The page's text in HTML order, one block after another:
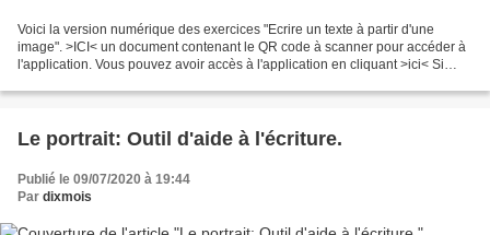
Voici la version numérique des exercices "Ecrire un texte à partir d'une
image". >ICI< un document contenant le QR code à scanner pour accéder à
l'application. Vous pouvez avoir accès à l'application en cliquant >ici< Si
Le portrait: Outil d'aide à l'écriture.
Publié le 09/07/2020 à 19:44
Par dixmois